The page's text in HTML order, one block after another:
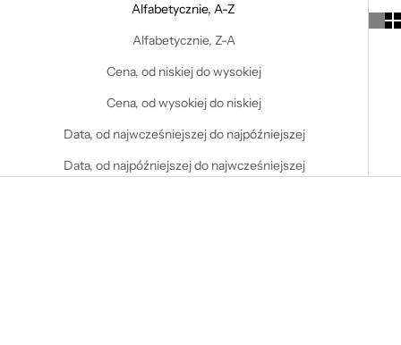
Alfabetycznie, A-Z
Alfabetycznie, Z-A
Cena, od niskiej do wysokiej
Cena, od wysokiej do niskiej
Data, od najwcześniejszej do najpóźniejszej
Data, od najpóźniejszej do najwcześniejszej